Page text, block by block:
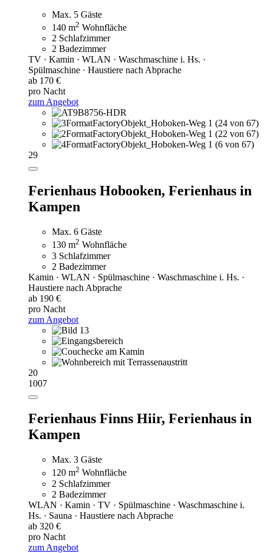
Max. 5 Gäste
140 m2 Wohnfläche
2 Schlafzimmer
2 Badezimmer
TV · Kamin · WLAN · Waschmaschine i. Hs. ·
Spülmaschine · Haustiere nach Abprache
ab 170 €
pro Nacht
zum Angebot
29
Ferienhaus Hobooken, Ferienhaus in
Kampen
Max. 6 Gäste
130 m2 Wohnfläche
3 Schlafzimmer
2 Badezimmer
Kamin · WLAN · Spülmaschine · Waschmaschine i. Hs. ·
Haustiere nach Abprache
ab 190 €
pro Nacht
zum Angebot
20
1007
Ferienhaus Finns Hiir, Ferienhaus in
Kampen
Max. 3 Gäste
120 m2 Wohnfläche
2 Schlafzimmer
2 Badezimmer
WLAN · Kamin · TV · Spülmaschine · Waschmaschine i.
Hs. · Sauna · Haustiere nach Abprache
ab 320 €
pro Nacht
zum Angebot